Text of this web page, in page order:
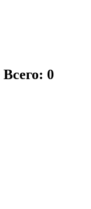
Всего: 0